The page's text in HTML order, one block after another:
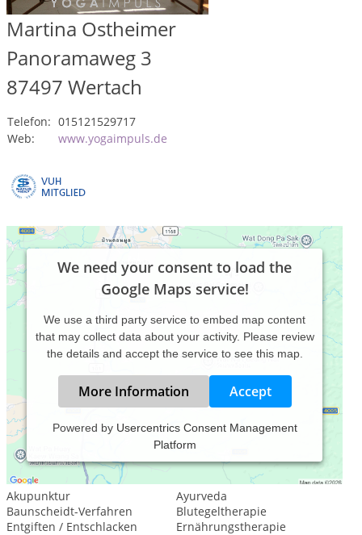
Martina Ostheimer
Panoramaweg 3
87497 Wertach
Telefon: 015121529717
Web:
www.yogaimpuls.de
We need your consent to load the
Google Maps service!
We use a third party service to embed map content
that may collect data about your activity. Please review
the details and accept the service to see this map.
More Information Accept
Powered by Usercentrics Consent Management
Platform
Leistungsspektrum:
Traditionelle und komplementäre Medizin, Heilkunde
Akupunktur
Ayurveda
Baunscheidt-Verfahren
Blutegeltherapie
Entgiften / Entschlacken
Ernährungstherapie